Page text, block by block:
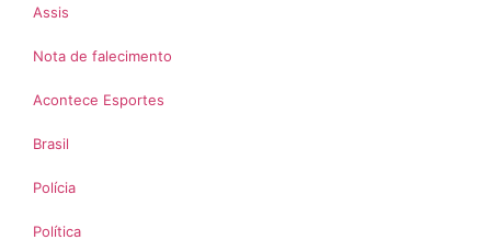
Assis
Nota de falecimento
Acontece Esportes
Brasil
Polícia
Política